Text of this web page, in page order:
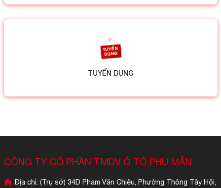
TUYỂN DỤNG
CÔNG TY CỔ PHẦN TMDV Ô TÔ PHÚ MẪN
Địa chỉ: (Trụ sở) 34D Phạm Văn Chiêu, Phường Thông Tây Hội,